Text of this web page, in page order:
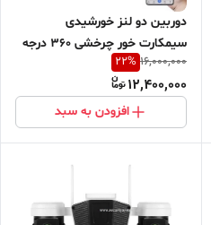
دوربین دو لنز خورشیدی
سیمکارت خور چرخشی 360 درجه
4G
16,000,000
22%
12,400,000
افزودن به سبد